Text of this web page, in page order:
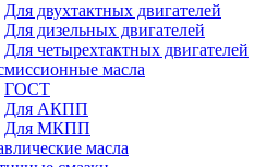
Для двухтактных двигателей
Для дизельных двигателей
Для четырехтактных двигателей
масла
ГОСТ
Для АКПП
Для МКПП
масла